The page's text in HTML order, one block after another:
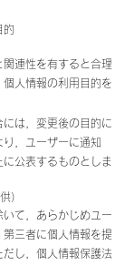
的
連性を有すると合理
人情報の利用目的を
は，変更後の目的に
，ユーザーに通知
公表するものとしま
）
て，あらかじめユー
三者に個人情報を提
し，個人情報保護法